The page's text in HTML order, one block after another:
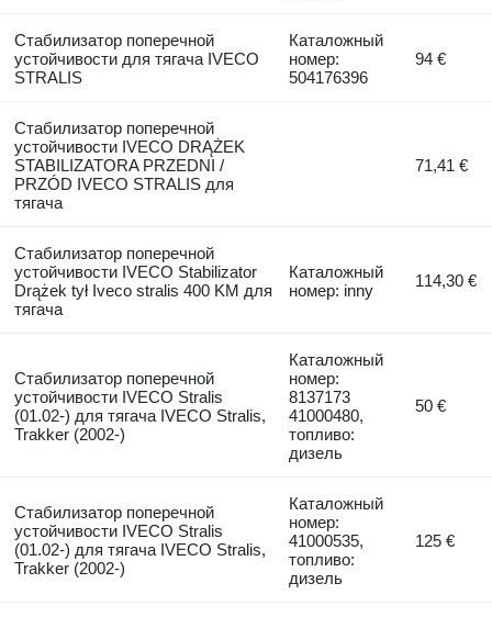
Стабилизатор поперечной
устойчивости для тягача IVECO
STRALIS
Каталожный
номер:
504176396
94 €
Стабилизатор поперечной
устойчивости IVECO DRĄŻEK
STABILIZATORA PRZEDNI /
PRZÓD IVECO STRALIS для
тягача
71,41 €
Стабилизатор поперечной
устойчивости IVECO Stabilizator
Drążek tył Iveco stralis 400 KM для
тягача
Каталожный
номер: inny
114,30 €
Стабилизатор поперечной
устойчивости IVECO Stralis
(01.02-) для тягача IVECO Stralis,
Trakker (2002-)
Каталожный
номер:
8137173
41000480,
топливо:
дизель
50 €
Стабилизатор поперечной
устойчивости IVECO Stralis
(01.02-) для тягача IVECO Stralis,
Trakker (2002-)
Каталожный
номер:
41000535,
топливо:
дизель
125 €